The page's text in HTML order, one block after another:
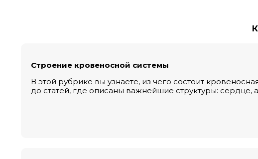
Строение кровеносной системы
В этой рубрике вы узнаете, из чего состоит
до статей, где описаны важнейшие структуры: сердце,